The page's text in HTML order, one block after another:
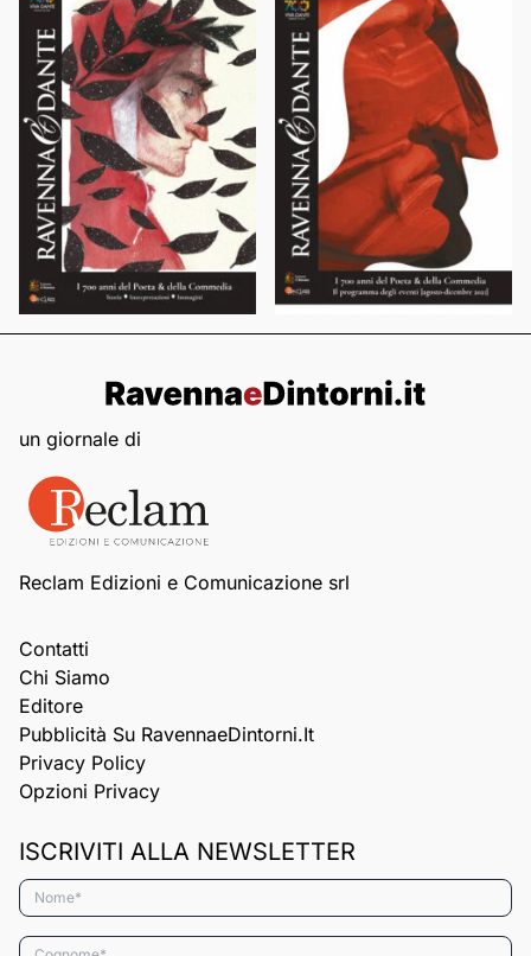
un giornale di
Reclam Edizioni e Comunicazione srl
Contatti
Chi Siamo
Editore
Pubblicità Su RavennaeDintorni.it
Privacy Policy
Opzioni Privacy
ISCRIVITI ALLA NEWSLETTER
Nome*
Cognome*